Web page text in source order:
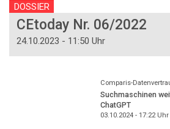
DOSSIER
CEtoday Nr. 06/2022
24.10.2023 - 11:50 Uhr
Comparis-
Suchmaschinen
ChatGPT
03.10.2024 - 17:22Uhr